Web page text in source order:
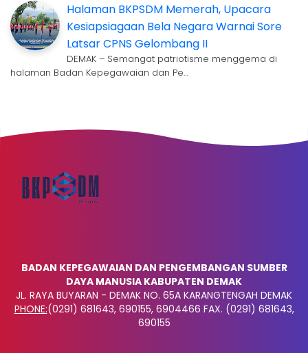
Halaman BKPSDM Memerah, Upacara
Kesiapsiagaan Bela Negara Warnai Sore
Latsar CPNS Gelombang II
DEMAK – Semangat patriotisme menggema di
halaman Badan Kepegawaian dan Pe…
BADAN KEPEGAWAIAN DAN PENGEMBANGAN SUMBER
DAYA MANUSIA KABUPATEN DEMAK
JL. RAYA BUYARAN - DEMAK NO. 65A KARANGTENGAH DEMAK
PHONE:(0291) 681643, 690155, 6904466 FAX. (0291) 681643,
690155